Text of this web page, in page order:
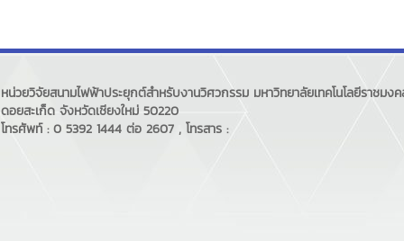
หน่วยวิจัยสนามไฟฟ้าประยุกต์สำหรับงานวิศวกรรม มหาวิทยาลัยเทคโนโลยีราชม
ดอยสะเก็ด จังหวัดเชียงใหม่ 50220
โทรศัพท์ : 0 5392 1444 ต่อ 2607 , โทรสาร :